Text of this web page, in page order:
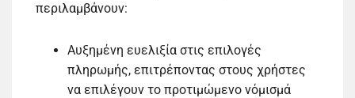
περιλαμβάνουν:
Αυξημένη ευελιξία στις επιλογές
πληρωμής, επιτρέποντας στους χρήστες
να επιλέγουν το προτιμώμενο νόμισμά